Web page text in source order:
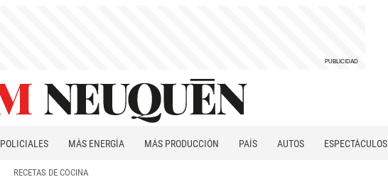
POLICIALES MÁS ENERGÍA MÁS PRODUCCIÓN PAÍS AUTOS
ESPECTÁCULOS
RECETAS DE COCINA